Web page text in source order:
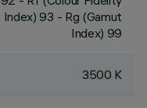
Index) 93 - Rg (Gamut
Index) 99
3500 K